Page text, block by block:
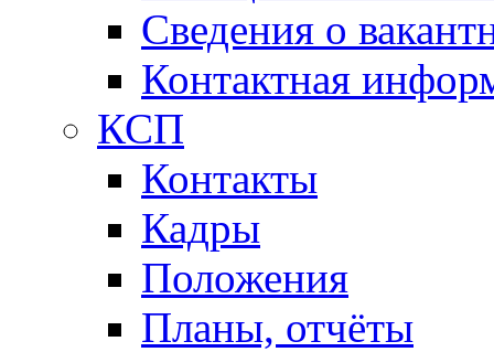
Сведения о
Контактная
КСП
Контакты
Кадры
Положения
Планы, отчёты